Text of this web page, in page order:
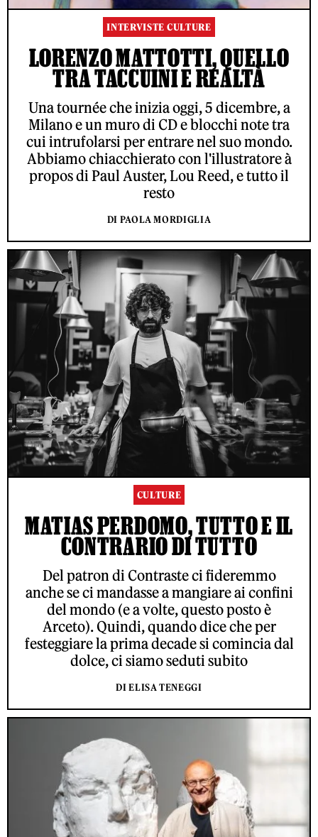
INTERVISTE CULTURE
LORENZO MATTOTTI, QUELLO
TRA TACCUINI E REALTÀ
Una tournée che inizia oggi, 5 dicembre, a
Milano e un muro di CD e blocchi note tra
cui intrufolarsi per entrare nel suo mondo.
Abbiamo chiacchierato con l'illustratore à
propos di Paul Auster, Lou Reed, e tutto il
resto
DI PAOLA MORDIGLIA
CULTURE
MATIAS PERDOMO, TUTTO E IL
CONTRARIO DI TUTTO
Del patron di Contraste ci fideremmo
anche se ci mandasse a mangiare ai confini
del mondo (e a volte, questo posto è
Arceto). Quindi, quando dice che per
festeggiare la prima decade si comincia dal
dolce, ci siamo seduti subito
DI ELISA TENEGGI